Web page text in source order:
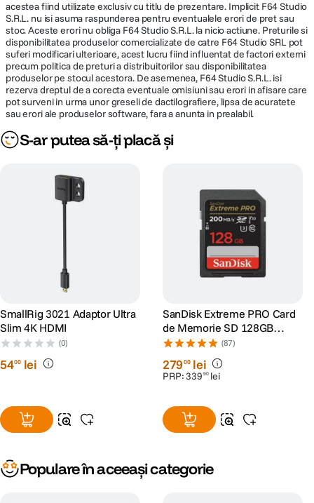
(802.11ax) / Bluetooth 5.3 (integrat)
Dimensiuni: 253.5 x 128.4 x 60.2 mm
Greutate: 875 g
DETALII PRODUCATOR
Cod producator RCVS-E
producator
https://rode.com/en-
us/products/rodecaster-video-s?
acestea fiind utilizate exclusiv cu titlu de prezentare. Implicit F64 Studio
S.R.L. nu isi asuma raspunderea pentru eventualele erori de pret sau
stoc. Aceste erori nu obliga F64 Studio S.R.L. la nicio actiune. Preturile si
disponibilitatea produselor comercializate de catre F64 Studio SRL pot
suferi modificari ulterioare, acest lucru fiind influentat de factori externi
precum politica de preturi a distribuitorilor sau disponibilitatea
produselor pe stocul acestora. De asemenea, F64 Studio S.R.L. isi
rezerva dreptul de a corecta eventuale omisiuni sau erori in afisare care
pot surveni in urma unor greseli de dactilografiere, lipsa de acuratete
sau erori ale produselor software, fara a anunta in prealabil.
S-ar putea să-ți placă și
SmallRig 3021 Adaptor Ultra
Slim 4K HDMI
(0)
5400 lei
SanDisk Extreme PRO Card
de Memorie SD 128GB
SDXC UHS-I Class 10 U3 V30
+ 2 Ani RescuePRO Deluxe
(87)
27900 lei
PRP:339 90 lei
Populare în aceeași categorie